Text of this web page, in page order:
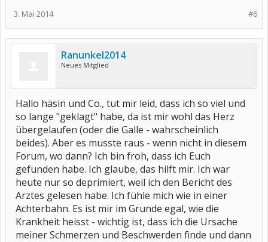
#6
3. Mai 2014
Ranunkel2014
Neues Mitglied
Hallo häsin und Co., tut mir leid, dass ich so viel und
so lange "geklagt" habe, da ist mir wohl das Herz
übergelaufen (oder die Galle - wahrscheinlich
beides). Aber es musste raus - wenn nicht in diesem
Forum, wo dann? Ich bin froh, dass ich Euch
gefunden habe. Ich glaube, das hilft mir. Ich war
heute nur so deprimiert, weil ich den Bericht des
Arztes gelesen habe. Ich fühle mich wie in einer
Achterbahn. Es ist mir im Grunde egal, wie die
Krankheit heisst - wichtig ist, dass ich die Ursache
meiner Schmerzen und Beschwerden finde und dann